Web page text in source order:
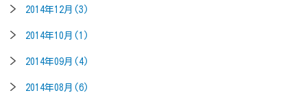
2014年12月(3)
2014年10月(1)
2014年09月(4)
2014年08月(6)